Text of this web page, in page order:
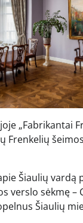
„Fabrikantai
Frenkelių
Šiaulių vardą
verslo sėkmę –
Šiaulių